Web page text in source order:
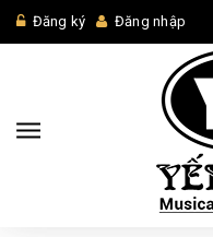
Đăng ký Đăng nhập